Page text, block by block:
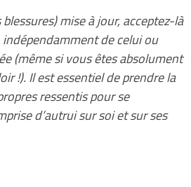
mise à jour, acceptez-là
de celui ou
(même si vous êtes absolument
!). Il est essentiel de prendre la
ressentis pour se
d’autrui sur soi et sur ses